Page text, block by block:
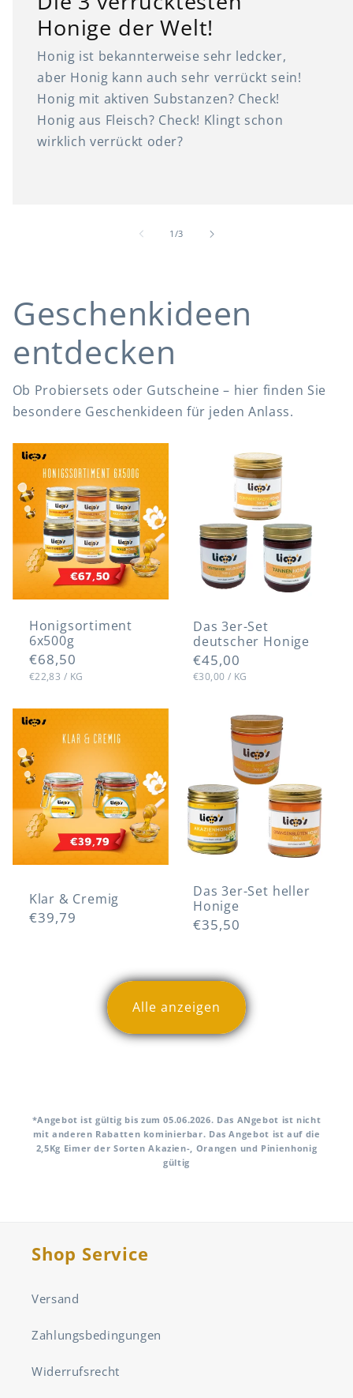
Honige der Welt!
Honig ist bekannterweise sehr ledcker,
aber Honig kann auch sehr verrückt sein!
Honig mit aktiven Substanzen? Check!
Honig aus Fleisch? Check! Klingt schon
wirklich verrückt oder?
1 /von
3
Geschenkideen
entdecken
Ob Probiersets oder Gutscheine – hier finden Sie
besondere Geschenkideen für jeden Anlass.
Honigsortime
nt 6x500g
Honigsortiment
6x500g
Normaler
Preis
€68,50
STÜCKPREIS
€22,83 / PRO
KG
Das 3er-Set
deutscher
Honige
Das 3er-Set
deutscher Honige
Normaler
Preis
€45,00
STÜCKPREIS
€30,00 / PRO
KG
Klar &
Cremig
Klar & Cremig
Normaler
€39,79
Das 3er-Set
heller Honige
Das 3er-Set heller
Honige
Normaler
€35,50
Alle anzeigen
*Angebot ist gültig bis zum 05.06.2026. Das ANgebot ist nicht
mit anderen Rabatten kominierbar. Das Angebot ist auf die
2,5Kg Eimer der Sorten Akazien-, Orangen und Pinienhonig
gültig
Shop Service
Versand
Zahlungsbedingungen
Widerrufsrecht